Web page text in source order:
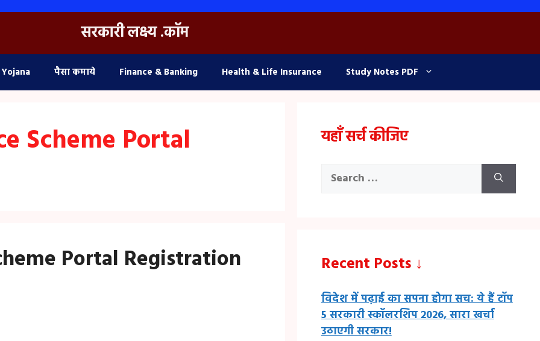
सरकारी लक्ष्य .कॉम
पैसा कमाये Finance & Banking Health & Life Insurance Study Notes PDF
Scheme Portal
Portal Registration
यहाँ सर्च कीजिए
Search
Recent Posts ↓
विदेश में पढ़ाई का सपना होगा सच: ये हैं टॉप
5 सरकारी स्कॉलरशिप 2026, सारा खर्चा
उठाएगी सरकार!